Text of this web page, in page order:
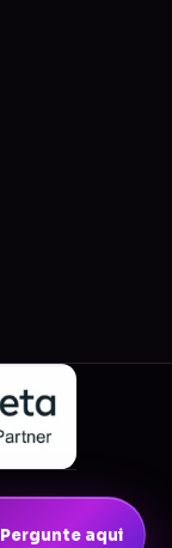
Pergunte aqui